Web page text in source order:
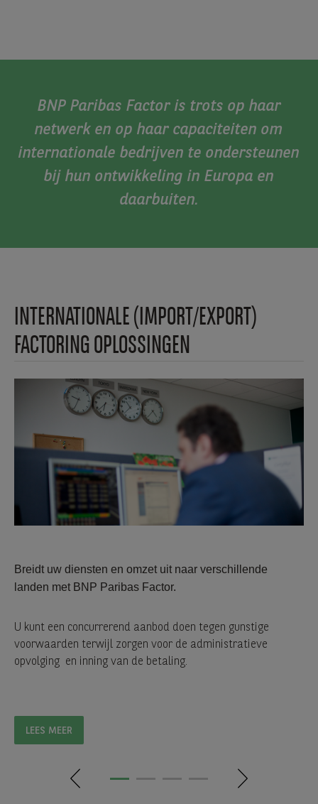
BNP Paribas Factor is trots op haar
netwerk en op haar capaciteiten om
internationale bedrijven te ondersteunen
bij hun ontwikkeling in Europa en
daarbuiten.
INTERNATIONALE (IMPORT/EXPORT)
FACTORING OPLOSSINGEN
Breidt uw diensten en omzet uit naar verschillende
landen met BNP Paribas Factor.
U kunt een concurrerend aanbod doen tegen gunstige
voorwaarden terwijl zorgen voor de administratieve
opvolging en inning van de betaling.
LEES MEER